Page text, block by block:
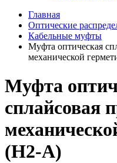
Главная
Оптические
Кабельные муфты
Муфта оптическая
механической
Муфта
сплайсовая
(H2-A)